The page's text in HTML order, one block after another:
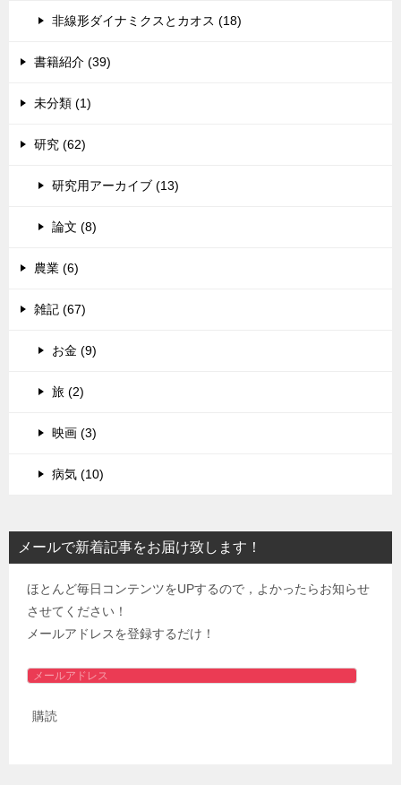
非線形ダイナミクスとカオス (18)
書籍紹介 (39)
未分類 (1)
研究 (62)
研究用アーカイブ (13)
論文 (8)
農業 (6)
雑記 (67)
お金 (9)
旅 (2)
映画 (3)
病気 (10)
メールで新着記事をお届け致します！
ほとんど毎日コンテンツをUPするので，よかったらお知らせ
させてください！
メールアドレスを登録するだけ！
メ
ル
購読